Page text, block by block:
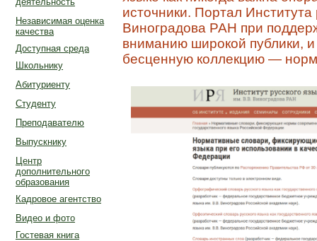
Независимая оценка
качества
Доступная среда
Школьнику
Абитуриенту
Студенту
Преподавателю
Выпускнику
Центр
дополнительного
образования
Кадровое агентство
Видео и фото
Гостевая книга
источники. Портал
Виноградова РАН при
вниманию широкой публики,
бесценную коллекцию —